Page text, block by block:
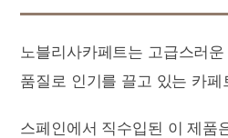
노블리사카페트는 고급스러
품질로 인기를 끌고 있는 카페
스페인에서 직수입된 이 제품